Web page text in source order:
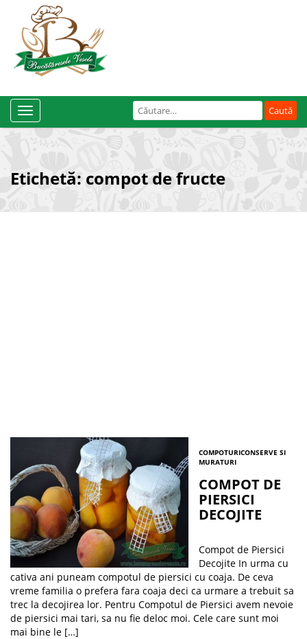
Caută
după:
Toggle
Navigation
Etichetă: compot de fructe
COMPOTURICONSERVE SI
MURATURI
COMPOT DE
PIERSICI
DECOJITE
Compot de Piersici
Decojite In urma cu
cativa ani puneam compotul de piersici cu coaja. De ceva
vreme familia o prefera fara coaja deci ca urmare a trebuit sa
trec la decojirea lor. Pentru Compotul de Piersici avem nevoie
de piersici mai tari, sa nu fie deloc moi. Cele care sunt moi
mai bine le […]